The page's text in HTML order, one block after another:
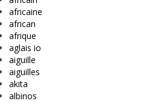
africaine
african
afrique
aglais io
aiguille
aiguilles
akita
albinos